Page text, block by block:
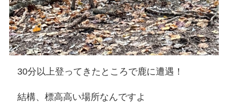
30分以上登ってきたところで鹿に遭遇！
結構、標高高い場所なんですよ